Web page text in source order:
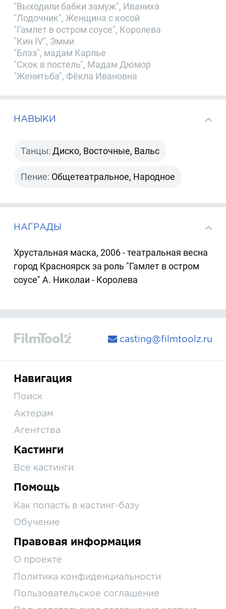
"Выходили бабки замуж", Иваниха
"Лодочник", Женщина с косой
"Гамлет в остром соусе", Королева
"Кин IV", Эмми
"Блэз", мадам Карлье
"Скок в постель", Мадам Дюмор
"Женитьба", Фёкла Ивановна
НАВЫКИ
Танцы: Диско, Восточные, Вальс
Пение: Общетеатральное, Народное
НАГРАДЫ
Хрустальная маска, 2006 - театральная весна
город Красноярск за роль "Гамлет в остром
соусе" А. Николаи - Королева
casting@filmtoolz.ru
Навигация
Поиск
Актерам
Агентства
Кастинги
Все кастинги
Помощь
Как попасть в кастинг-базу
Обучение
Правовая информация
О проекте
Политика конфиденциальности
Пользовательское соглашение